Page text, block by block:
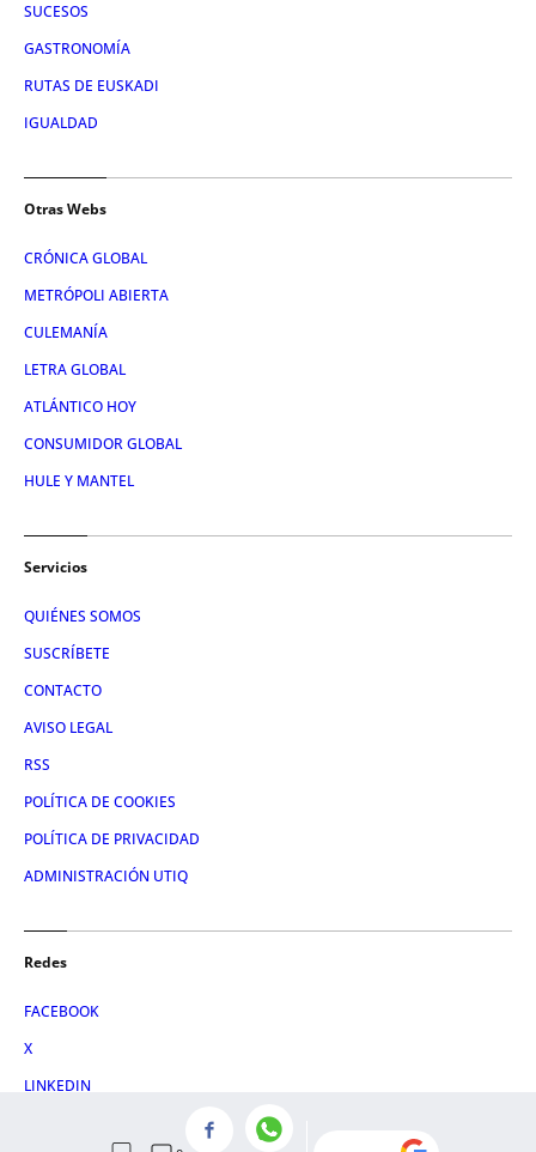
SUCESOS
GASTRONOMÍA
RUTAS DE EUSKADI
IGUALDAD
Otras Webs
CRÓNICA GLOBAL
METRÓPOLI ABIERTA
CULEMANÍA
LETRA GLOBAL
ATLÁNTICO HOY
CONSUMIDOR GLOBAL
HULE Y MANTEL
Servicios
QUIÉNES SOMOS
SUSCRÍBETE
CONTACTO
AVISO LEGAL
RSS
POLÍTICA DE COOKIES
POLÍTICA DE PRIVACIDAD
ADMINISTRACIÓN UTIQ
Redes
FACEBOOK
X
LINKEDIN